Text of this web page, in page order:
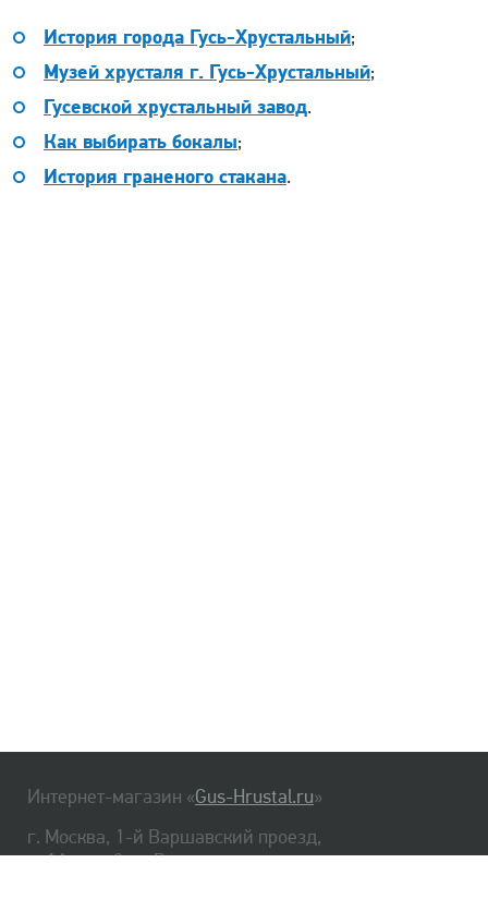
История города Гусь-Хрустальный;
Музей хрусталя г. Гусь-Хрустальный;
Гусевской хрустальный завод.
Как выбирать бокалы;
История граненого стакана.
Интернет-магазин «Gus-Hrustal.ru»
г. Москва, 1-й Варшавский проезд,
д. 1А, стр. 3, м. Варшавская